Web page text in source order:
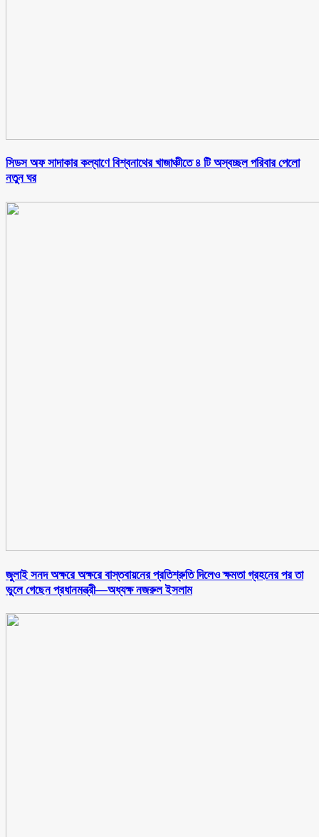
সিডস অফ সাদাকার কল্যাণে বিশ্বনাথের খাজাঞ্চীতে ৪ টি অস্বচ্ছল পরিবার পেলো
নতুন ঘর
জুলাই সনদ অক্ষরে অক্ষরে বাস্তবায়নের প্রতিশ্রুতি দিলেও ক্ষমতা গ্রহনের পর তা
ভুলে গেছেন প্রধানমন্ত্রী—অধ্যক্ষ নজরুল ইসলাম